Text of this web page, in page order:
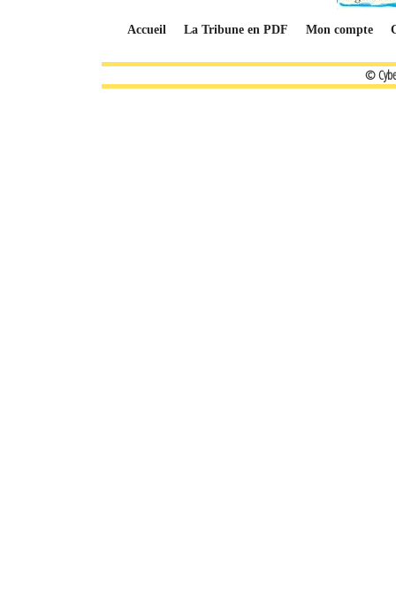
Accueil La Tribune en PDF Mon compte
©